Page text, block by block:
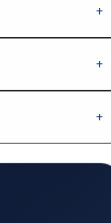
+
+
+